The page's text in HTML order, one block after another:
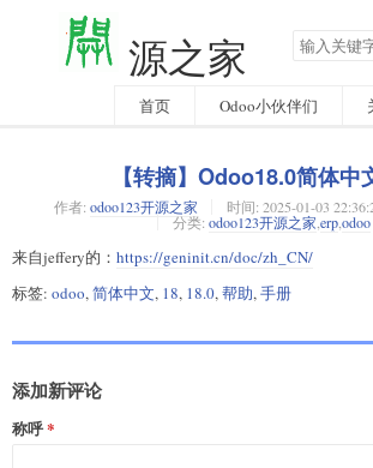
源之家 搜
索
字
首页 Odoo小伙伴们
【转摘】Odoo18.0简体中
作者: odoo123开源之家 时间: 2025-01-03
分类: odoo123开源之家 erpodoo
来自jeffery的： https://geninit.cn/doc/zh_CN/
标签: odoo,简体中文, 18, 18.0,帮助,手册
添加新评论
称呼